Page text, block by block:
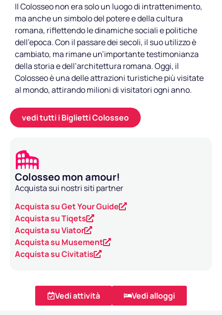
Il Colosseo non era solo un luogo di intrattenimento,
ma anche un simbolo del potere e della cultura
romana, riflettendo le dinamiche sociali e politiche
dell’epoca. Con il passare dei secoli, il suo utilizzo è
cambiato, ma rimane un’importante testimonianza
della storia e dell’architettura romana. Oggi, il
Colosseo è una delle attrazioni turistiche più visitate
al mondo, attirando milioni di visitatori ogni anno.
vedi tutti i Biglietti Colosseo
Colosseo mon amour!
Acquista sui nostri siti partner
Acquista su Get Your Guide
Acquista su Tiqets
Acquista su Viator
Acquista su Musement
Acquista su Civitatis
Vedi attività Vedi alloggi